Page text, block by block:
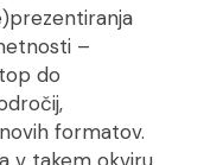
–
do
formatov.